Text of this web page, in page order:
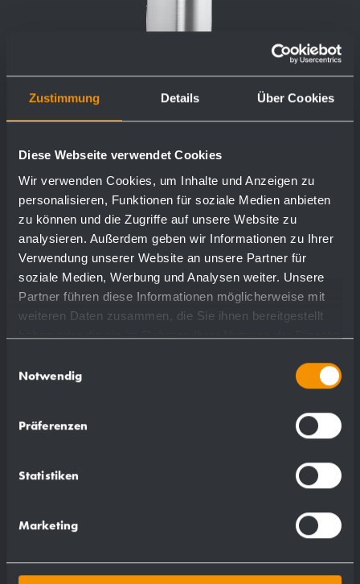
Zustimmung Details Über Cookies
Diese Webseite verwendet Cookies
Wir verwenden Cookies, um Inhalte und Anzeigen zu
personalisieren, Funktionen für soziale Medien anbieten
zu können und die Zugriffe auf unsere Website zu
analysieren. Außerdem geben wir Informationen zu Ihrer
Verwendung unserer Website an unsere Partner für
soziale Medien, Werbung und Analysen weiter. Unsere
Partner führen diese Informationen möglicherweise mit
weiteren Daten zusammen, die Sie ihnen bereitgestellt
haben oder die sie im Rahmen Ihrer Nutzung der Dienste
Notwendig
Präferenzen
Statistiken
Marketing
Garniture de brosse AC261
plus de détails